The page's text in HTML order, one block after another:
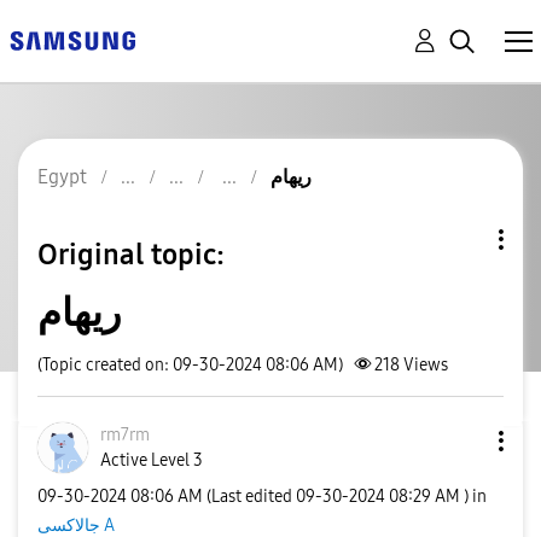
Egypt ريهام
Original topic:
ريهام
(Topic created on: 09-30-2024 08:06 AM) 218Views
rm7rm
Active Level 3
‎09-30-2024 08:06 AM (Last edited ‎09-30-2024 08:29 AM ) in
جالاكسى A